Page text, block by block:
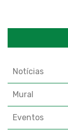
Notícias
Mural
Eventos